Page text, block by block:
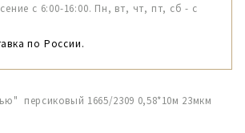
с 6:00-16:00. Пн, вт, чт, пт, сб - с
по России.
персиковый 1665/2309 0,58*10м 23мкм